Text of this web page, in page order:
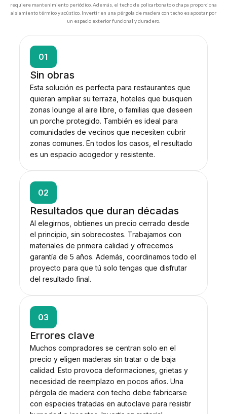
requiere mantenimiento periódico. Además, el techo de policarbonato o chapa proporciona
aislamiento térmico y acústico. Invertir en una pérgola de madera con techo es apostar por
un espacio exterior funcional y duradero.
01
Sin obras
Esta solución es perfecta para restaurantes que
quieran ampliar su terraza, hoteles que busquen
zonas lounge al aire libre, o familias que deseen
un porche protegido. También es ideal para
comunidades de vecinos que necesiten cubrir
zonas comunes. En todos los casos, el resultado
es un espacio acogedor y resistente.
02
Resultados que duran décadas
Al elegirnos, obtienes un precio cerrado desde
el principio, sin sobrecostes. Trabajamos con
materiales de primera calidad y ofrecemos
garantía de 5 años. Además, coordinamos todo el
proyecto para que tú solo tengas que disfrutar
del resultado final.
03
Errores clave
Muchos compradores se centran solo en el
precio y eligen maderas sin tratar o de baja
calidad. Esto provoca deformaciones, grietas y
necesidad de reemplazo en pocos años. Una
pérgola de madera con techo debe fabricarse
con especies tratadas en autoclave para resistir